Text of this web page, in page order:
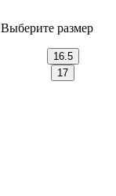
Выберите размер
16.5
17